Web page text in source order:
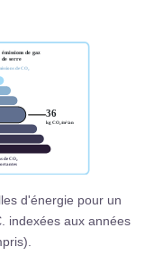
d'énergie pour un
indexées aux années